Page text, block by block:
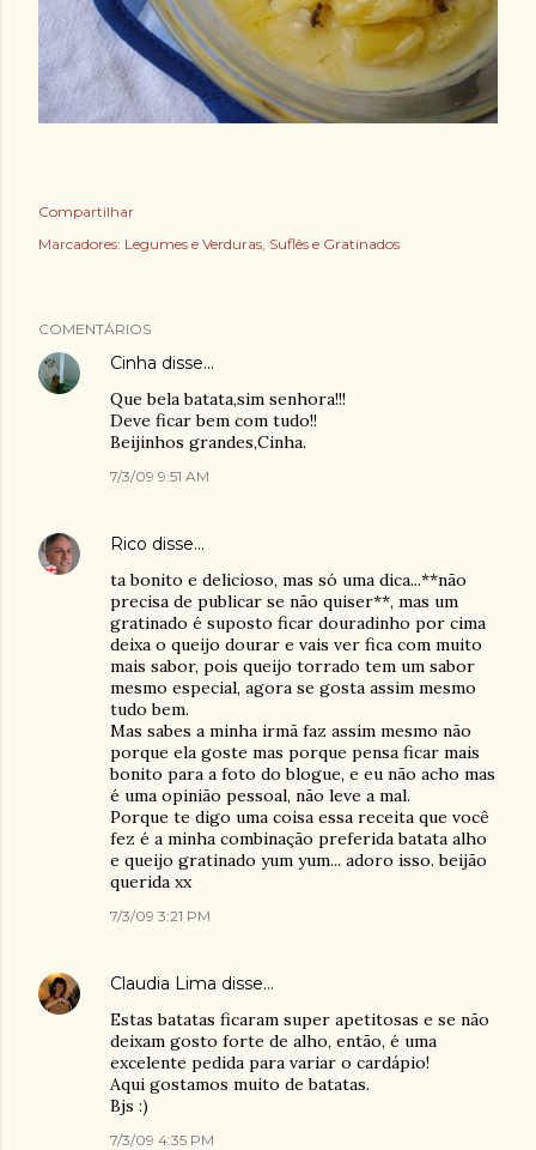
Compartilhar
Marcadores: Legumes e Verduras Suflês e Gratinados
COMENTÁRIOS
Cinha disse…
Que bela batata,sim senhora!!!
Deve ficar bem com tudo!!
Beijinhos grandes,Cinha.
7/3/09 9:51 AM
Rico disse…
ta bonito e delicioso, mas só uma dica...**não
precisa de publicar se não quiser**, mas um
gratinado é suposto ficar douradinho por cima
deixa o queijo dourar e vais ver fica com muito
mais sabor, pois queijo torrado tem um sabor
mesmo especial, agora se gosta assim mesmo
tudo bem.
Mas sabes a minha irmã faz assim mesmo não
porque ela goste mas porque pensa ficar mais
bonito para a foto do blogue, e eu não acho mas
é uma opinião pessoal, não leve a mal.
Porque te digo uma coisa essa receita que você
fez é a minha combinação preferida batata alho
e queijo gratinado yum yum... adoro isso. beijão
querida xx
7/3/09 3:21 PM
Claudia Lima disse…
Estas batatas ficaram super apetitosas e se não
deixam gosto forte de alho, então, é uma
excelente pedida para variar o cardápio!
Aqui gostamos muito de batatas.
Bjs :)
7/3/09 4:35 PM